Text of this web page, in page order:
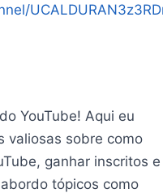
YouTube! Aqui eu
valiosas sobre como
ganhar inscritos e
tópicos como